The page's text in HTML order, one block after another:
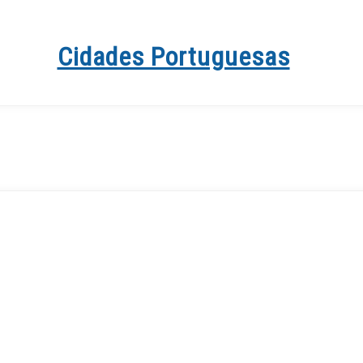
Cidades Portuguesas